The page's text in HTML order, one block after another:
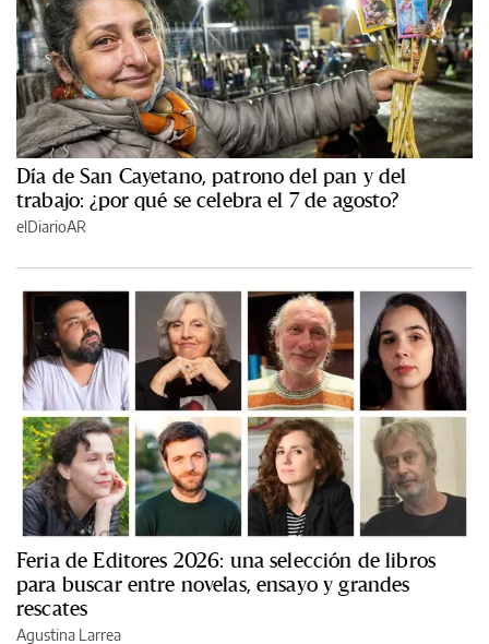
Día de San Cayetano, patrono del pan y del
trabajo: ¿por qué se celebra el 7 de agosto?
elDiarioAR
Feria de Editores 2026: una selección de libros
para buscar entre novelas, ensayo y grandes
rescates
Agustina Larrea